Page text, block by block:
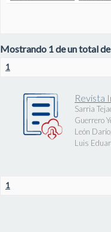
Mostrando 1 de un total
1
Revista
Sarria
Guerrero
León Darío
Luis
1